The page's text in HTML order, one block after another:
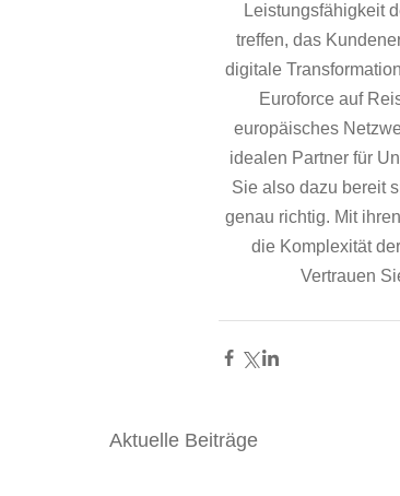
Leistungsfähigkeit
treffen, das
digitale
Euroforce auf
europäisches
idealen Partner für
Sie also dazu bereit
genau richtig. Mit
die Komplexität
Vertrauen
Aktuelle Beiträge